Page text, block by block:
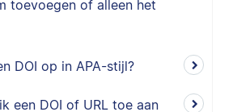
toevoegen of alleen het
DOI op in APA-stijl?
een DOI of URL toe aan